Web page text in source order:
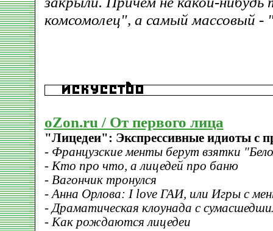
комсомолец", а самый массовый
oZon.ru / От первого лица
"Лицедеи": Экспрессивные идиоты с
- Французские менты берут взятки
- Кто про что, а лицедей про баню
- Вагончик тронулся
- Анна Орлова: I love ГАИ, или Игры с
- Драматическая клоунада с
- Как рождаются лицедеи